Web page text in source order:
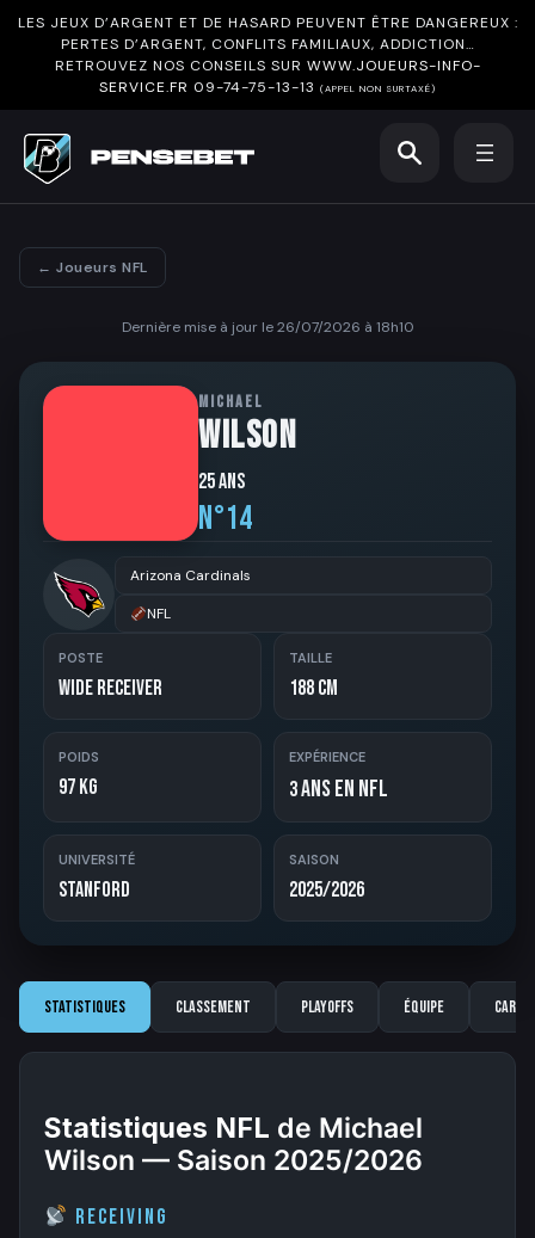
LES JEUX D’ARGENT ET DE HASARD PEUVENT ÊTRE DANGEREUX :
PERTES D’ARGENT, CONFLITS FAMILIAUX, ADDICTION…
RETROUVEZ NOS CONSEILS SUR WWW.JOUEURS-INFO-
SERVICE.FR 09-74-75-13-13 (APPEL NON SURTAXÉ)
← Joueurs NFL
Dernière mise à jour le 26/07/2026 à 18h10
MICHAEL
WILSON
25 ans
N°14
Arizona Cardinals
NFL
POSTE
Wide Receiver
TAILLE
188 cm
POIDS
97 kg
EXPÉRIENCE
3ans en NFL
UNIVERSITÉ
Stanford
SAISON
2025/2026
Statistiques Classement Playoffs Équipe
Statistiques NFL de Michael
Wilson — Saison 2025/2026
Receiving